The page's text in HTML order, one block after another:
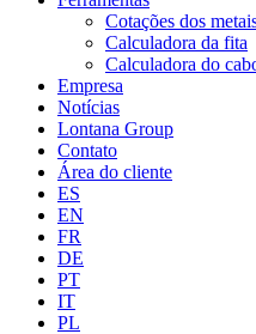
Cotações dos
Calculadora da fita
Calculadora do
Empresa
Notícias
Lontana Group
Contato
Área do cliente
ES
EN
FR
DE
PT
IT
PL